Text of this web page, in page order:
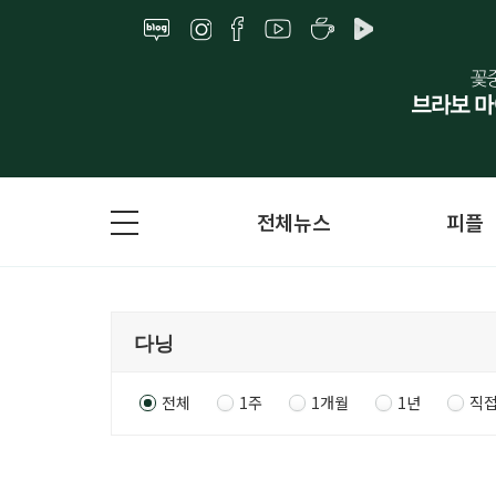
전체뉴스 피플
전체 1주 1개월 1년 직